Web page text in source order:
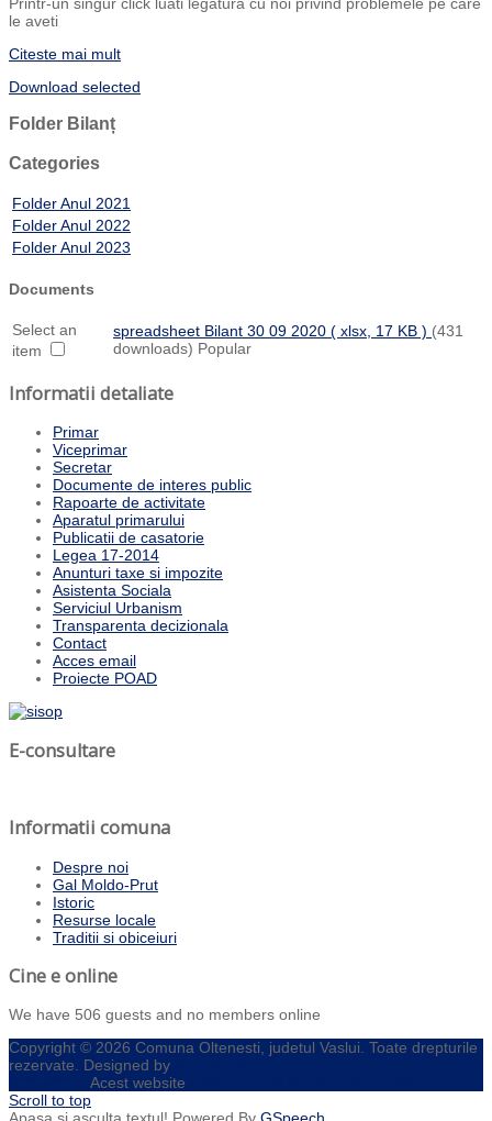
le aveti
Citeste mai mult
Download selected
Folder Bilanț
Categories
FolderAnul 2021
FolderAnul 2022
FolderAnul 2023
Documents
Select an
item
spreadsheet Bilant 30 09 2020 ( xlsx, 17 KB ) (431
downloads) Popular
Informatii detaliate
Primar
Viceprimar
Secretar
Documente de interes public
Rapoarte de activitate
Aparatul primarului
Publicatii de casatorie
Legea 17-2014
Anunturi taxe si impozite
Asistenta Sociala
Serviciul Urbanism
Transparenta decizionala
Contact
Acces email
Proiecte POAD
E-consultare
Informatii comuna
Despre noi
Gal Moldo-Prut
Istoric
Resurse locale
Traditii si obiceiuri
Cine e online
We have 506 guests and no members online
Copyright © 2026 Comuna Oltenesti, judetul Vaslui. Toate drepturile
rezervate. Designed by
Acest website
Scroll to top